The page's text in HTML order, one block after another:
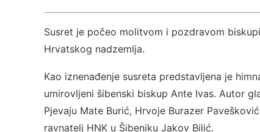
Susret je počeo molitvom i pozdravom
Hrvatskog nadzemlja.
Kao iznenađenje susreta predstavljena je
umirovljeni šibenski biskup Ante Ivas. Autor
Pjevaju Mate Burić, Hrvoje Burazer
ravnatelj HNK u Šibeniku Jakov Bilić.